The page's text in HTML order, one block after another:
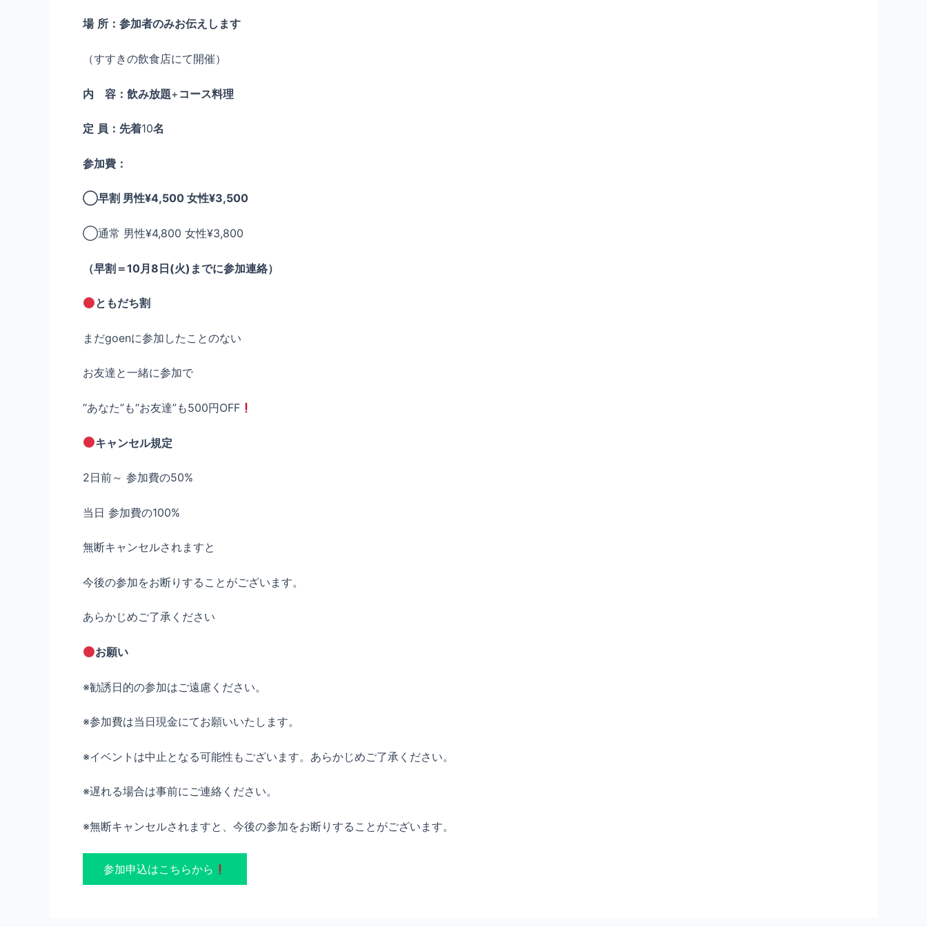
場 所：参加者のみお伝えします
（すすきの飲食店にて開催）
内 容：飲み放題+ コース料理
定 員：先着10名
参加費：
◯早割 男性¥4,500 女性¥3,500
◯通常 男性¥4,800 女性¥3,800
（早割＝10月8日(火)までに参加連絡）
ともだち割
まだgoenに参加したことのない
お友達と一緒に参加で
“あなた”も“お友達”も500円OFF
キャンセル規定
2日前～ 参加費の50%
当日 参加費の100%
無断キャンセルされますと
今後の参加をお断りすることがございます。
あらかじめご了承ください
お願い
※勧誘日的の参加はご遠慮ください。
※参加費は当日現金にてお願いいたします。
※イベントは中止となる可能性もございます。あらかじめご了承ください。
※遅れる場合は事前にご連絡ください。
※無断キャンセルされますと、今後の参加をお断りすることがございます。
参加申込はこちらから